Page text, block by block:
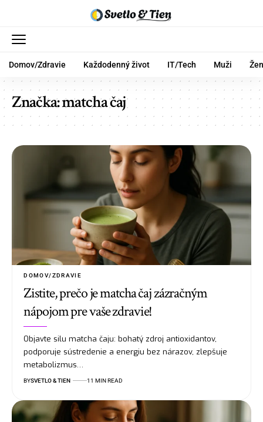
Domov/Zdravie Každodenný život IT/Tech Muži
Značka:matcha čaj
DOMOV/ZDRAVIE
Zistite, prečo je matcha čaj zázračným
nápojom pre vaše zdravie!
Objavte silu matcha čaju: bohatý zdroj antioxidantov,
podporuje sústredenie a energiu bez nárazov, zlepšuje
metabolizmus…
BYSVETLO & TIEN 11 MIN READ